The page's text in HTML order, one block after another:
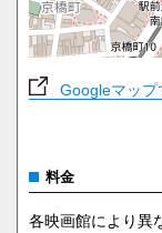
Googleマップ
料金
各映画館により異